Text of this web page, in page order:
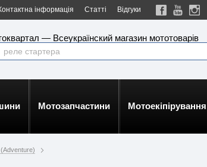
інформація Статті Відгуки
— Всеукраїнский магазин мототоварів
Мотозапчастини Мотоекіпірування